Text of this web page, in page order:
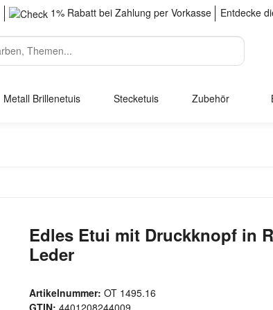
1% Rabatt bei Zahlung per Vorkasse Entdecke
Metall Brillenetuis Stecketuis Zubehör
Edles Etui mit Druckknopf in
Leder
Artikelnummer: OT 1495.16